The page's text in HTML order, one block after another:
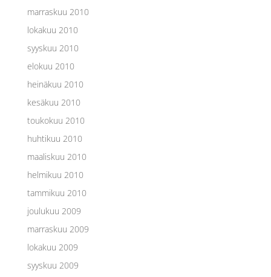
marraskuu 2010
lokakuu 2010
syyskuu 2010
elokuu 2010
heinäkuu 2010
kesäkuu 2010
toukokuu 2010
huhtikuu 2010
maaliskuu 2010
helmikuu 2010
tammikuu 2010
joulukuu 2009
marraskuu 2009
lokakuu 2009
syyskuu 2009